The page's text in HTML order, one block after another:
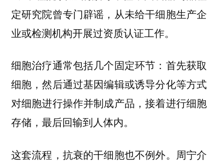
定研究院曾专门辟谣，从未给干细胞生产企
业或检测机构开展过资质认证工作。
细胞治疗通常包括几个固定环节：首先获取
细胞，然后通过基因编辑或诱导分化等方式
对细胞进行操作并制成产品，接着进行细胞
存储，最后回输到人体内。
这套流程，抗衰的干细胞也不例外。周宁介